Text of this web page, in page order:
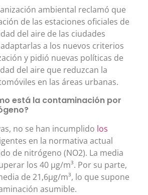
ambiental reclamó que
de las estaciones oficiales de
del aire de las ciudades
a los nuevos criterios
y pidió nuevas políticas de
del aire que reduzcan la
en las áreas urbanas.
está la contaminación por
no se han incumplido los
en la normativa actual
de nitrógeno (NO2). La media
los 40 μg/m³. Por su parte,
de 21,6μg/m³, lo que supone
asumible.